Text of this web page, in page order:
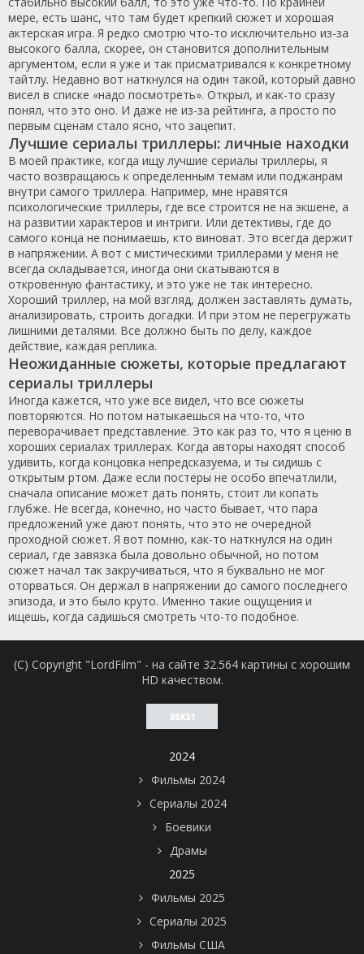
мере, есть шанс, что там будет крепкий сюжет и хорошая
актерская игра. Я редко смотрю что-то исключительно из-за
высокого балла, скорее, он становится дополнительным
аргументом, если я уже и так присматривался к конкретному
тайтлу. Недавно вот наткнулся на один такой, который давно
висел в списке «надо посмотреть». Открыл, и как-то сразу
понял, что это оно. И даже не из-за рейтинга, а просто по
первым сценам стало ясно, что зацепит.
Лучшие сериалы триллеры: личные находки
В моей практике, когда ищу лучшие сериалы триллеры, я
часто возвращаюсь к определенным темам или поджанрам
внутри самого триллера. Например, мне нравятся
психологические триллеры, где все строится не на экшене, а
на развитии характеров и интриги. Или детективы, где до
самого конца не понимаешь, кто виноват. Это всегда держит
в напряжении. А вот с мистическими триллерами у меня не
всегда складывается, иногда они скатываются в
откровенную фантастику, и это уже не так интересно.
Хороший триллер, на мой взгляд, должен заставлять думать,
анализировать, строить догадки. И при этом не перегружать
лишними деталями. Все должно быть по делу, каждое
действие, каждая реплика.
Неожиданные сюжеты, которые предлагают
сериалы триллеры
Иногда кажется, что уже все видел, что все сюжеты
повторяются. Но потом натыкаешься на что-то, что
переворачивает представление. Это как раз то, что я ценю в
хороших сериалах триллерах. Когда авторы находят способ
удивить, когда концовка непредсказуема, и ты сидишь с
открытым ртом. Даже если постеры не особо впечатлили,
сначала описание может дать понять, стоит ли копать
глубже. Не всегда, конечно, но часто бывает, что пара
предложений уже дают понять, что это не очередной
проходной сюжет. Я вот помню, как-то наткнулся на один
сериал, где завязка была довольно обычной, но потом
сюжет начал так закручиваться, что я буквально не мог
оторваться. Он держал в напряжении до самого последнего
эпизода, и это было круто. Именно такие ощущения и
ищешь, когда садишься смотреть что-то подобное.
(C) Copyright "LordFilm" - на сайте 32.564 картины с хорошим
HD качеством.
2024
Фильмы 2024
Сериалы 2024
Боевики
Драмы
2025
Фильмы 2025
Сериалы 2025
Фильмы США